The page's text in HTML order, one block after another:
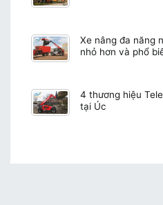
Xe nâng đa năng
nhỏ hơn và phổ
4 thương hiệu
tại Úc